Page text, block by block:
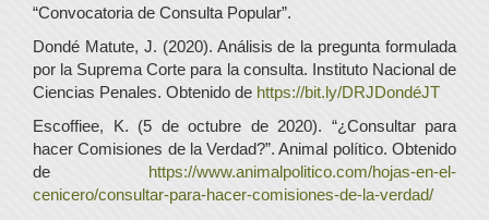
“Convocatoria de Consulta Popular”.
Dondé Matute, J. (2020). Análisis de la pregunta formulada
por la Suprema Corte para la consulta. Instituto Nacional de
Ciencias Penales. Obtenido de https://bit.ly/DRJDondéJT
Escoffiee, K. (5 de octubre de 2020). “¿Consultar para
hacer Comisiones de la Verdad?”. Animal político. Obtenido
de https://www.animalpolitico.com/hojas-en-el-
cenicero/consultar-para-hacer-comisiones-de-la-verdad/